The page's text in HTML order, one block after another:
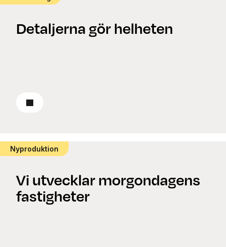
Detaljerna gör helheten
Läs om renovering
Nyproduktion
Vi utvecklar morgondagens
fastigheter